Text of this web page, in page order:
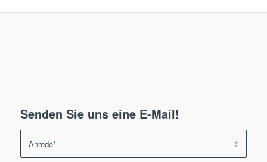
Senden Sie uns eine E-Mail!